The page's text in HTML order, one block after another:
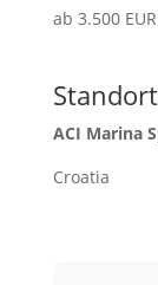
ab 3.500 EUR
Standort
ACI Marina
Croatia